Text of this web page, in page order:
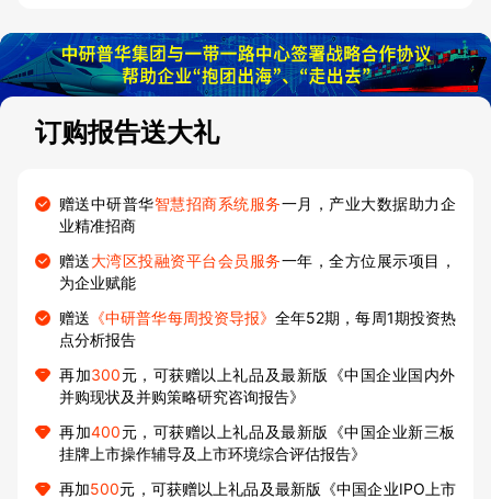
订购报告送大礼
赠送中研普华智慧招商系统服务一月，产业大数据助力企
业精准招商
赠送大湾区投融资平台会员服务一年，全方位展示项目，
为企业赋能
赠送 《中研普华每周投资导报》全年52期，每周1期投资热
点分析报告
再加300元，可获赠以上礼品及最新版《中国企业国内外
并购现状及并购策略研究咨询报告》
再加400元，可获赠以上礼品及最新版《中国企业新三板
挂牌上市操作辅导及上市环境综合评估报告》
再加500元，可获赠以上礼品及最新版《中国企业IPO上市